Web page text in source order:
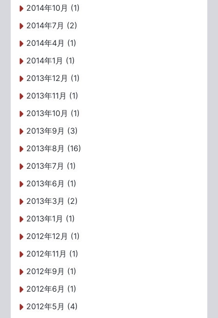
2014年10月 (1)
2014年7月 (2)
2014年4月 (1)
2014年1月 (1)
2013年12月 (1)
2013年11月 (1)
2013年10月 (1)
2013年9月 (3)
2013年8月 (16)
2013年7月 (1)
2013年6月 (1)
2013年3月 (2)
2013年1月 (1)
2012年12月 (1)
2012年11月 (1)
2012年9月 (1)
2012年6月 (1)
2012年5月 (4)